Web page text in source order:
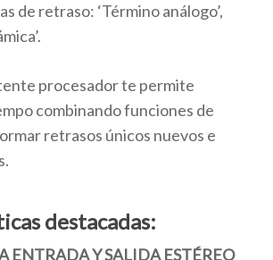
de retraso: ‘Término análogo’,
procesador te permite
combinando funciones de
retrasos únicos nuevos e
destacadas:
ENTRADA Y SALIDA ESTÉREO